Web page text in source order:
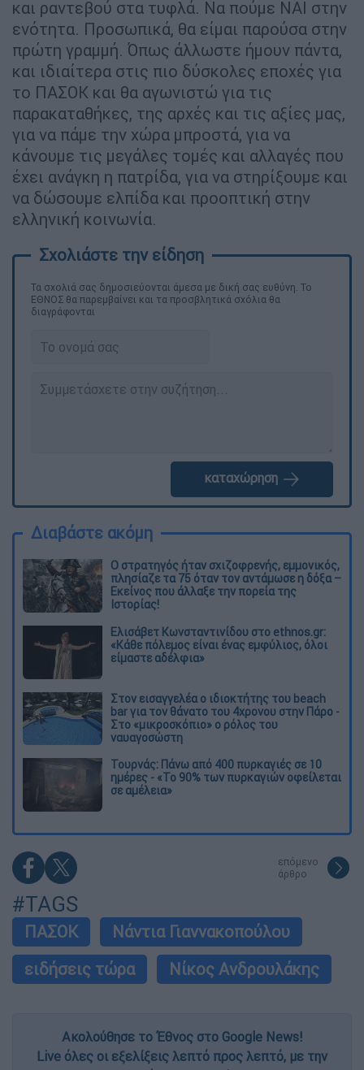
και ραντεβού στα τυφλά. Να πούμε ΝΑΙ στην
ενότητα. Προσωπικά, θα είμαι παρούσα στην
πρώτη γραμμή. Όπως άλλωστε ήμουν πάντα,
και ιδιαίτερα στις πιο δύσκολες εποχές για
το ΠΑΣΟΚ και θα αγωνιστώ για τις
παρακαταθήκες, της αρχές και τις αξίες μας,
για να πάμε την χώρα μπροστά, για να
κάνουμε τις μεγάλες τομές και αλλαγές που
έχει ανάγκη η πατρίδα, για να στηρίξουμε και
να δώσουμε ελπίδα και προοπτική στην
ελληνική κοινωνία.
Τα σχολιά σας δημοσιεύονται άμεσα με δική σας ευθύνη. Το
ΕΘΝΟΣ θα παρεμβαίνει και τα προσβλητικά σχόλια θα
διαγράφονται
καταχώρηση
Διαβάστε ακόμη
O στρατηγός ήταν σχιζοφρενής, εμμονικός,
πλησίαζε τα 75 όταν τον αντάμωσε η δόξα –
Εκείνος που άλλαξε την πορεία της
Ιστορίας!
Ελισάβετ Κωνσταντινίδου στο ethnos.gr:
«Κάθε πόλεμος είναι ένας εμφύλιος, όλοι
είμαστε αδέλφια»
Στον εισαγγελέα ο ιδιοκτήτης του beach
bar για τον θάνατο του 4χρονου στην Πάρο -
Στο «μικροσκόπιο» ο ρόλος του
ναυαγοσώστη
Τουρνάς: Πάνω από 400 πυρκαγιές σε 10
ημέρες - «Το 90% των πυρκαγιών οφείλεται
σε αμέλεια»
επόμενο
άρθρο
#TAGS
ΠΑΣΟΚ
Νάντια Γιαννακοπούλου
ειδήσεις τώρα
Νίκος Ανδρουλάκης
Ακολούθησε το Έθνος στο Google News!
Live όλες οι εξελίξεις λεπτό προς λεπτό, με την